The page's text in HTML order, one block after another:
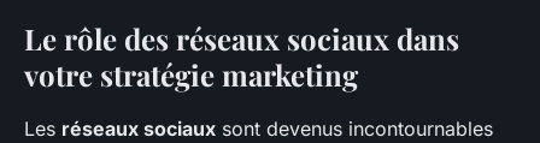
Le rôle des réseaux sociaux dans
votre stratégie marketing
Les réseaux sociaux sont devenus incontournables